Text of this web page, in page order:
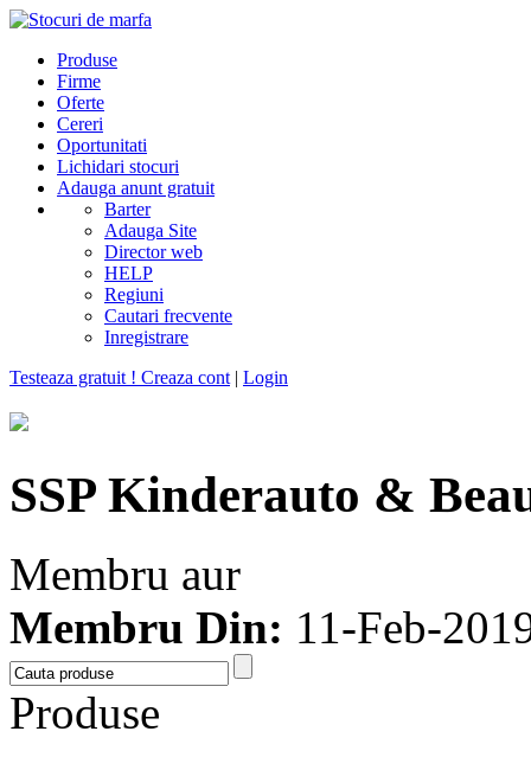
Produse
Firme
Oferte
Cereri
Oportunitati
Lichidari stocuri
Adauga anunt gratuit
Barter
Adauga Site
Director web
HELP
Regiuni
Cautari frecvente
Inregistrare
Testeaza gratuit ! Creaza cont | Login
SSP Kinderauto &
Membru aur
Membru Din: 11-Feb-
Produse